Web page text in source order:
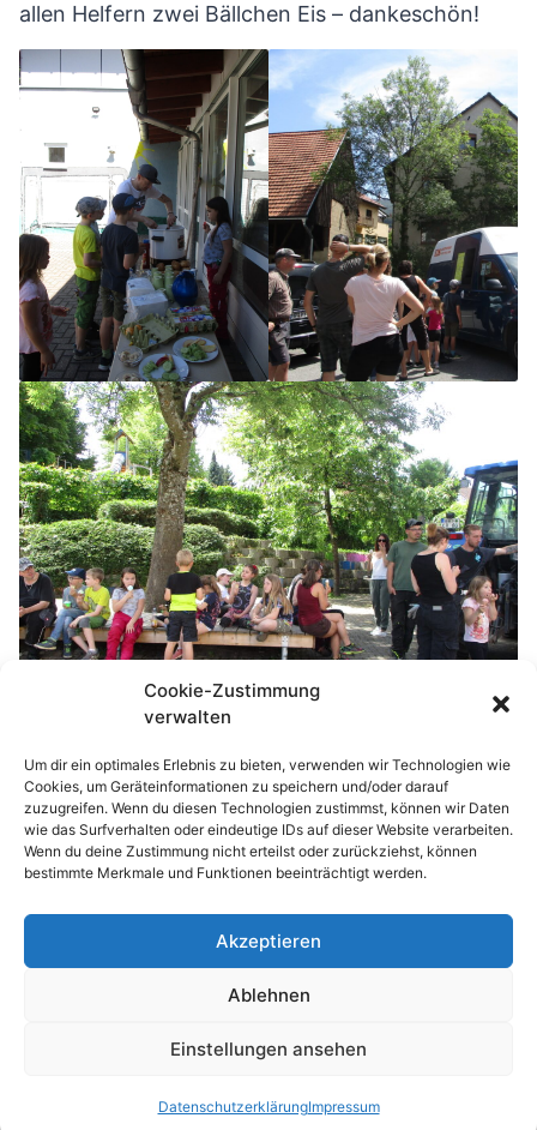
Cookie-Zustimmung
verwalten
Um dir ein optimales Erlebnis zu bieten, verwenden wir Technologien wie
Cookies, um Geräteinformationen zu speichern und/oder darauf
zuzugreifen. Wenn du diesen Technologien zustimmst, können wir Daten
wie das Surfverhalten oder eindeutige IDs auf dieser Website verarbeiten.
Wenn du deine Zustimmung nicht erteilst oder zurückziehst, können
bestimmte Merkmale und Funktionen beeinträchtigt werden.
Akzeptieren
Ablehnen
Einstellungen ansehen
DatenschutzerklärungImpressum
allen Helfern zwei Bällchen Eis – dankeschön!
Wir danken allen Helferinnen und Helfern für die
aktive Unterstützung und das Mitbringen und
Zur-Verfügung-Stellen von Geräten, Maschinen
und Fahrzeugen!!!